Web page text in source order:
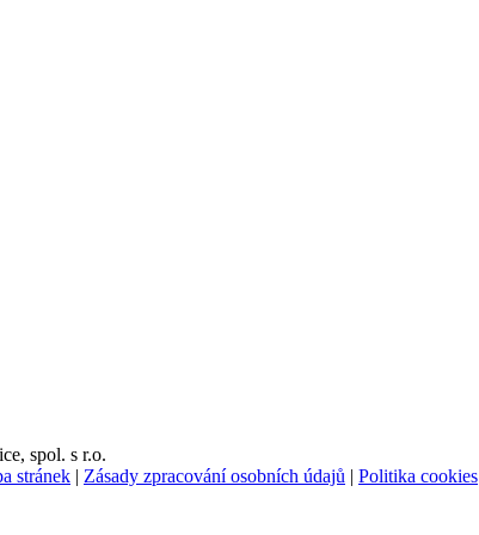
spol. s r.o.
stránek | Zásady zpracování osobních údajů | Politika cookies